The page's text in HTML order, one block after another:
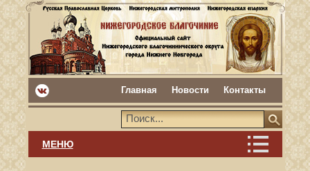
Главная Новости Контакты
МЕНЮ